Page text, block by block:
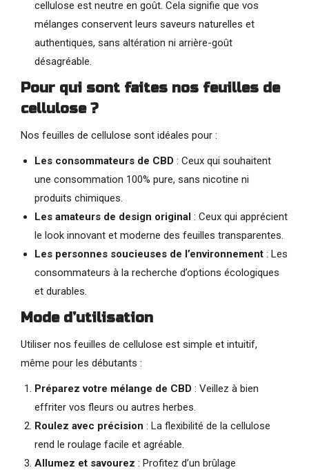
cellulose est neutre en goût. Cela signifie que vos
mélanges conservent leurs saveurs naturelles et
authentiques, sans altération ni arrière-goût
désagréable.
Pour qui sont faites nos feuilles de
cellulose ?
Nos feuilles de cellulose sont idéales pour :
Les consommateurs de CBD : Ceux qui souhaitent
une consommation 100% pure, sans nicotine ni
produits chimiques.
Les amateurs de design original : Ceux qui apprécient
le look innovant et moderne des feuilles transparentes.
Les personnes soucieuses de l’environnement : Les
consommateurs à la recherche d’options écologiques
et durables.
Mode d’utilisation
Utiliser nos feuilles de cellulose est simple et intuitif,
même pour les débutants :
Préparez votre mélange de CBD : Veillez à bien
effriter vos fleurs ou autres herbes.
Roulez avec précision : La flexibilité de la cellulose
rend le roulage facile et agréable.
Allumez et savourez : Profitez d’un brûlage